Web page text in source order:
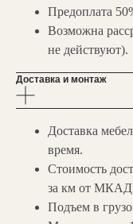
Предоплата
Возможна
не действуют).
Доставка и монтаж
Доставка
время.
Стоимость
за км от
Подъем в